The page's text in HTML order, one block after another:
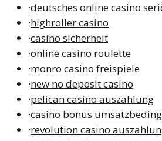
·deutsches online casino
·highroller casino
·casino sicherheit
·online casino roulette
·monro casino freispiele
·new no deposit casino
·pelican casino auszahlung
·casino bonus
·revolution casino